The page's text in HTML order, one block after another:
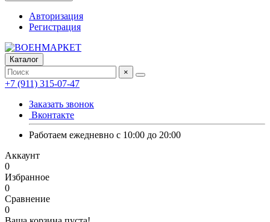
Авторизация
Регистрация
Каталог
×
+7 (911) 315-07-47
Заказать звонок
Вконтакте
Работаем ежедневно с 10:00 до 20:00
Аккаунт
0
Избранное
0
Сравнение
0